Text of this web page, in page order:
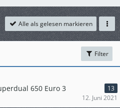
Alle als gelesen markieren
Filter
650 Euro 3
13
12. Juni 2021